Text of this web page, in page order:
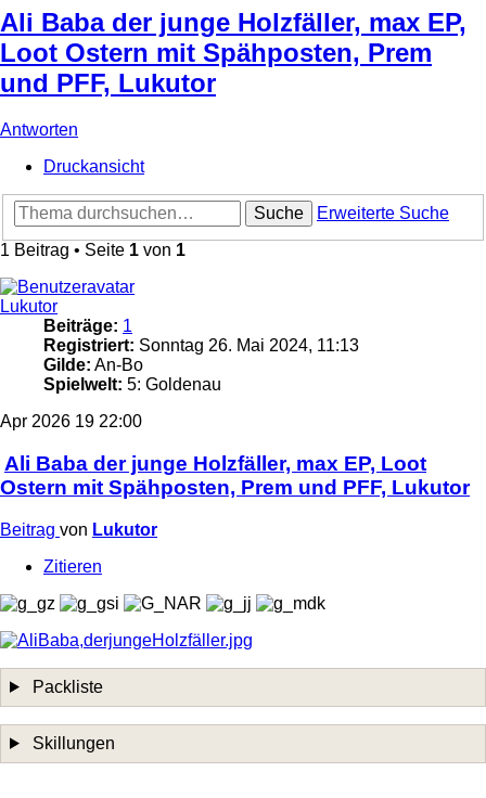
Ali Baba der junge Holzfäller, max EP,
Loot Ostern mit Spähposten, Prem
und PFF, Lukutor
Antworten
Druckansicht
Suche
Erweiterte Suche
1 Beitrag • Seite 1 von 1
Lukutor
Beiträge: 1
Registriert: Sonntag 26. Mai 2024, 11:13
Gilde: An-Bo
Spielwelt: 5: Goldenau
Apr 2026 19 22:00
Ali Baba der junge Holzfäller, max EP, Loot
Ostern mit Spähposten, Prem und PFF, Lukutor
Beitrag von Lukutor
Zitieren
Packliste
Skillungen